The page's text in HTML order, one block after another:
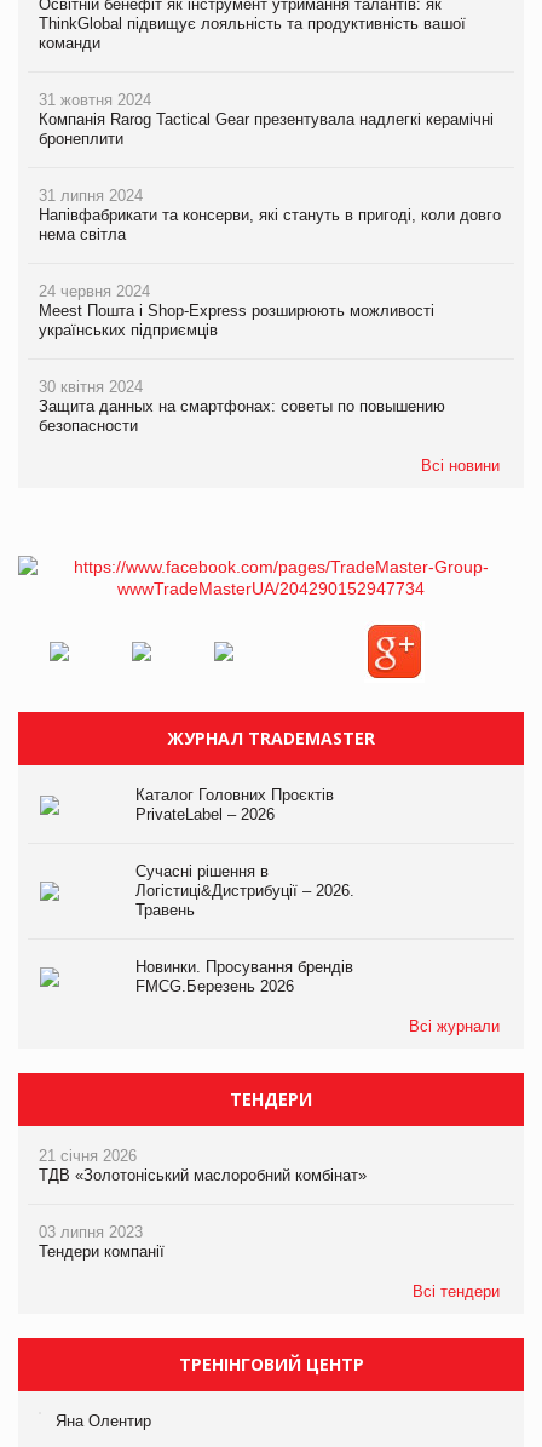
Освітній бенефіт як інструмент утримання талантів: як
ThinkGlobal підвищує лояльність та продуктивність вашої
команди
31 жовтня 2024
Компанія Rarog Tactical Gear презентувала надлегкі керамічні
бронеплити
31 липня 2024
Напівфабрикати та консерви, які стануть в пригоді, коли довго
нема світла
24 червня 2024
Meest Пошта і Shop-Express розширюють можливості
українських підприємців
30 квітня 2024
Защита данных на смартфонах: советы по повышению
безопасности
Всі новини
ЖУРНАЛ TRADEMASTER
Каталог Головних Проєктів
PrivateLabel – 2026
Сучасні рішення в
Логістиці&Дистрибуції – 2026.
Травень
Новинки. Просування брендів
FMCG.Березень 2026
Всі журнали
ТЕНДЕРИ
21 січня 2026
ТДВ «Золотоніський маслоробний комбінат»
03 липня 2023
Тендери компанії
Всі тендери
ТРЕНІНГОВИЙ ЦЕНТР
Яна Олентир